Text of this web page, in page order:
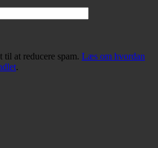
til at reducere spam. Læs om hvordan
.